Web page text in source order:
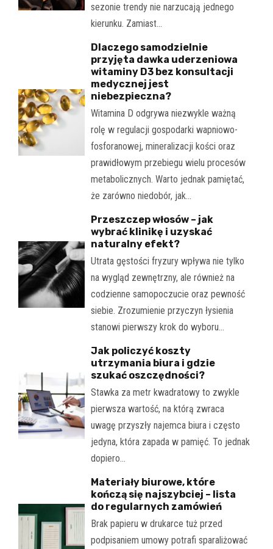
sezonie trendy nie narzucają jednego
kierunku. Zamiast…
Dlaczego samodzielnie
przyjęta dawka uderzeniowa
witaminy D3 bez konsultacji
medycznej jest
niebezpieczna?
Witamina D odgrywa niezwykle ważną
rolę w regulacji gospodarki wapniowo-
fosforanowej, mineralizacji kości oraz
prawidłowym przebiegu wielu procesów
metabolicznych. Warto jednak pamiętać,
że zarówno niedobór, jak…
Przeszczep włosów – jak
wybrać klinikę i uzyskać
naturalny efekt?
Utrata gęstości fryzury wpływa nie tylko
na wygląd zewnętrzny, ale również na
codzienne samopoczucie oraz pewność
siebie. Zrozumienie przyczyn łysienia
stanowi pierwszy krok do wyboru…
Jak policzyć koszty
utrzymania biura i gdzie
szukać oszczędności?
Stawka za metr kwadratowy to zwykle
pierwsza wartość, na którą zwraca
uwagę przyszły najemca biura i często
jedyna, która zapada w pamięć. To jednak
dopiero…
Materiały biurowe, które
kończą się najszybciej – lista
do regularnych zamówień
Brak papieru w drukarce tuż przed
podpisaniem umowy potrafi sparaliżować